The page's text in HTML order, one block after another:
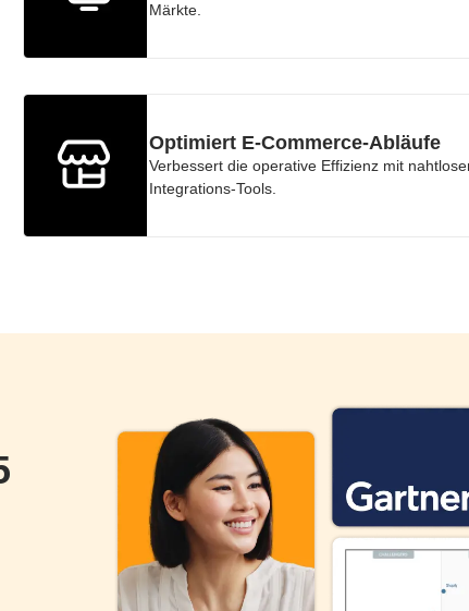
Märkte.
Optimiert E-Commerce-Abläufe
Verbessert die operative Effizienz mit
Integrations-Tools.